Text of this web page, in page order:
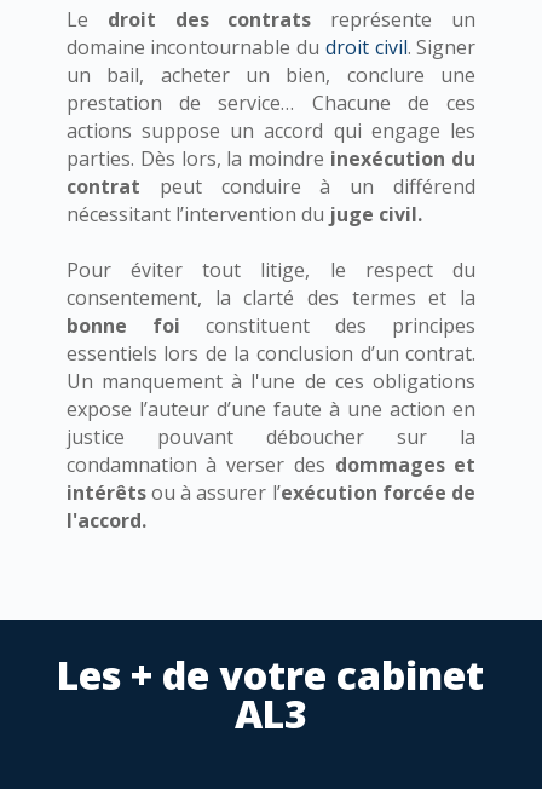
Le droit des contrats représente un
domaine incontournable du droit civil. Signer
un bail, acheter un bien, conclure une
prestation de service… Chacune de ces
actions suppose un accord qui engage les
parties. Dès lors, la moindre inexécution du
contrat peut conduire à un différend
nécessitant l’intervention du juge civil.
Pour éviter tout litige, le respect du
consentement, la clarté des termes et la
bonne foi constituent des principes
essentiels lors de la conclusion d’un contrat.
Un manquement à l'une de ces obligations
expose l’auteur d’une faute à une action en
justice pouvant déboucher sur la
condamnation à verser des dommages et
intérêtsou à assurer l’exécution forcée de
l'accord.
Les + de votre cabinet
AL3